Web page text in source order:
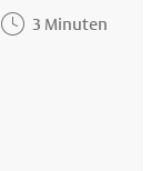
3 Minuten